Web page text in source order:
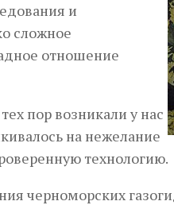
и
сложное
отношение
пор возникали у нас
на нежелание
технологию.
черноморских